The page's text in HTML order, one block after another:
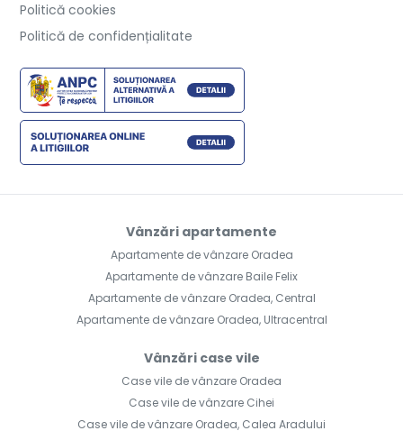
Politică cookies
Politică de confidențialitate
Vânzări apartamente
Apartamente de vânzare Oradea
Apartamente de vânzare Baile Felix
Apartamente de vânzare Oradea, Central
Apartamente de vânzare Oradea, Ultracentral
Vânzări case vile
Case vile de vânzare Oradea
Case vile de vânzare Cihei
Case vile de vânzare Oradea, Calea Aradului